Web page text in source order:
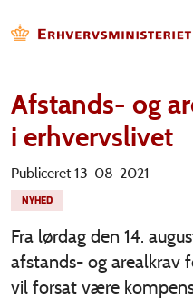
Afstands- og
i erhvervslivet
Publiceret 13-08-2021
NYHED
Fra lørdag den 14.
afstands- og arealkrav
vil forsat være